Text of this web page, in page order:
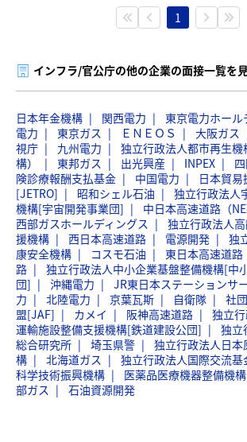
1
インフラ/官公庁の他の企業の面接一覧を
日本年金機構 関西電力 東京電力ホール
電力
東京ガス ＥＮＥＯＳ 大阪ガス
視庁
九州電力
独立行政法人都市再生機
構）
東邦ガス 出光興産 INPEX
険診療報酬支払基金
中国電力
日本貿
[JETRO]
昭和シェル石油
独立行政法人
機構[宇宙開発事業団]
中日本高速道路（
西部ガスホールディングス
独立行政法人
援機構
西日本高速道路 電源開発
独
康安全機構
コスモ石油 東日本高速道路
路
独立行政法人中小企業基盤整備機構[中
団]
沖縄電力 JR東日本ステーションサ
力
北陸電力 京葉瓦斯 自衛隊
社
盟[JAF]
カメイ 阪神高速道路
独立
運輸施設整備支援機構[鉄道建設公団]
独立
総合研究所
埼玉県警
独立行政法人日
構
北海道ガス 独立行政法人国際交流基
科学技術振興機構
医薬品医療機器整備機構
部ガス
石油資源開発